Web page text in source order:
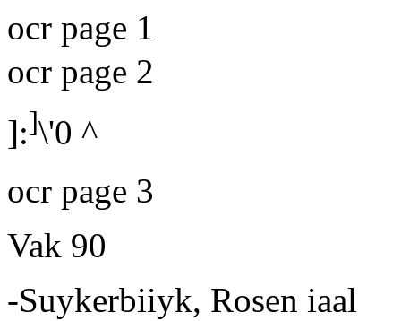
ocr page 1
ocr page 2
]:]\'0 ^
ocr page 3
Vak 90
-Suykerbiiyk, Rosen iaal